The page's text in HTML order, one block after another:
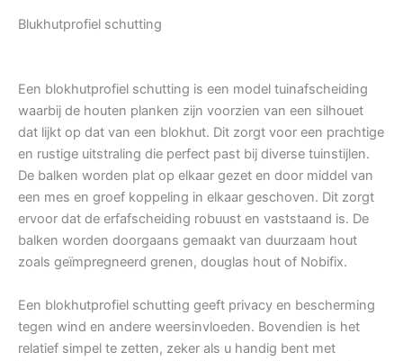
Blukhutprofiel schutting
Een blokhutprofiel schutting is een model tuinafscheiding
waarbij de houten planken zijn voorzien van een silhouet
dat lijkt op dat van een blokhut. Dit zorgt voor een prachtige
en rustige uitstraling die perfect past bij diverse tuinstijlen.
De balken worden plat op elkaar gezet en door middel van
een mes en groef koppeling in elkaar geschoven. Dit zorgt
ervoor dat de erfafscheiding robuust en vaststaand is. De
balken worden doorgaans gemaakt van duurzaam hout
zoals geïmpregneerd grenen, douglas hout of Nobifix.
Een blokhutprofiel schutting geeft privacy en bescherming
tegen wind en andere weersinvloeden. Bovendien is het
relatief simpel te zetten, zeker als u handig bent met